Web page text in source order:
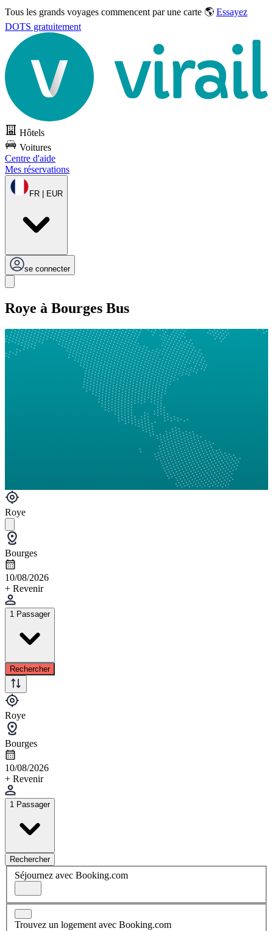
Tous les grands voyages commencent par une carte 🌎 Essayez
DOTS gratuitement
Hôtels
Voitures
Centre d'aide
Mes réservations
FR | EUR
se connecter
Roye à Bourges Bus
Roye
Bourges
10/08/2026
+ Revenir
1 Passager
Rechercher
Roye
Bourges
10/08/2026
+ Revenir
1 Passager
Rechercher
Séjournez avec Booking.com
Trouvez un logement avec Booking.com